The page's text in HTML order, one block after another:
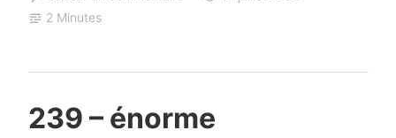
2 Minutes
239 – énorme